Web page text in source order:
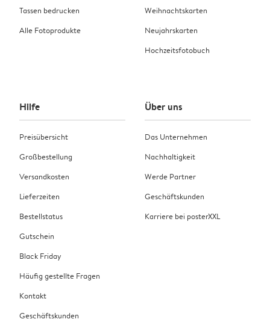
Tassen bedrucken
Alle Fotoprodukte
Weihnachtskarten
Neujahrskarten
Hochzeitsfotobuch
Hilfe
Preisübersicht
Großbestellung
Versandkosten
Lieferzeiten
Bestellstatus
Gutschein
Black Friday
Häufig gestellte Fragen
Kontakt
Geschäftskunden
Über uns
Das Unternehmen
Nachhaltigkeit
Werde Partner
Geschäftskunden
Karriere bei posterXXL